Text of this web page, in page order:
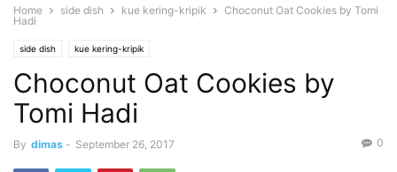
Home side dish kue kering-kripik
Choconut Oat Cookies by Tomi
Hadi
side dish kue kering-kripik
Choconut Oat Cookies by
Tomi Hadi
By dimas - September 26, 2017 0